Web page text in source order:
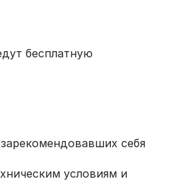
бесплатную
себя
условиям и